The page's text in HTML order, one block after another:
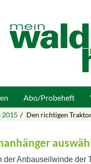
Abo/Probeheft
2015 Den richtigen
der Anbauseilwinde